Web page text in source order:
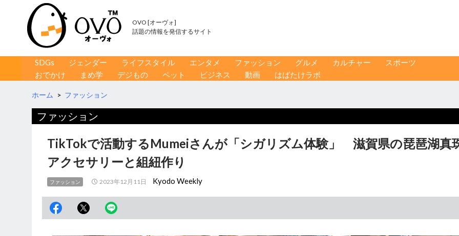
OVO [オーヴォ]
話題の情報を発信するサイト
コンテンツへ移動
SDGs ジェンダー ライフスタイル エンタメ ファッション グルメ カルチャー
スポーツ
おでかけ
まめ学 デジもの ペット ビジネス 動画 はばたけラボ
ホーム > ファッション
ファッション
TikTokで活動するMumeiさんが「シガリズム体験」 滋賀県の琵琶湖真
アクセサリーと組紐作り
ファッション 2023年12月11日 Kyodo Weekly